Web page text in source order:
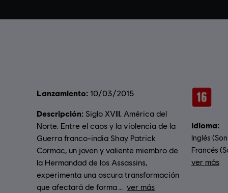
Lanzamiento: 10/03/2015
Descripción: Siglo XVIII, América del
Norte. Entre el caos y la violencia de la
Guerra franco-india Shay Patrick
Cormac, un joven y valiente miembro de
la Hermandad de los Assassins,
experimenta una oscura transformación
que afectará de forma
ver más
Idioma:
Inglés
Francés
ver más